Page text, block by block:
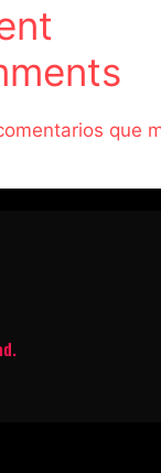
que